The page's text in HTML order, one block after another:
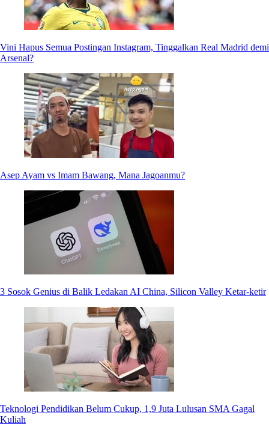
Vini Hapus Semua Postingan Instagram, Tinggalkan Real Madrid demi
Arsenal?
Asep Ayam vs Imam Bawang, Mana Jagoanmu?
3 Sosok Genius di Balik Ledakan AI China, Silicon Valley Ketar-ketir
Teknologi Pendidikan Belum Cukup, 1,9 Juta Lulusan SMA Gagal
Kuliah